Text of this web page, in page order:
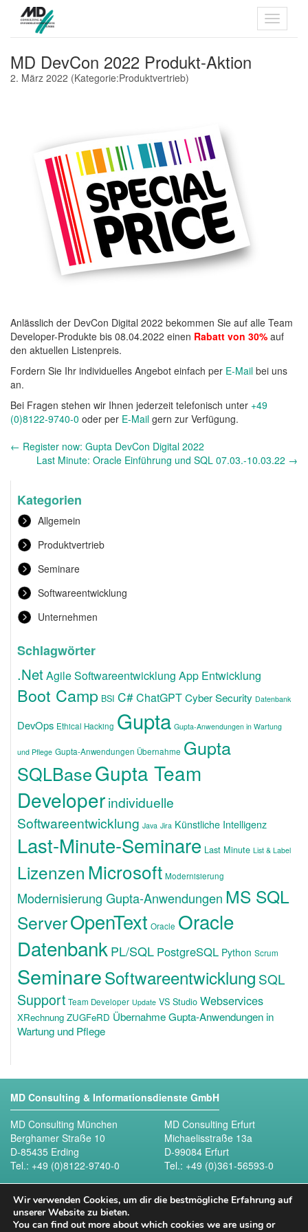
MD DevCon 2022 Produkt-Aktion
2. März 2022 (Kategorie:Produktvertrieb)
Anlässlich der DevCon Digital 2022 bekommen Sie auf alle Team
Developer-Produkte bis 08.04.2022 einen Rabatt von 30% auf
den aktuellen Listenpreis.
Fordern Sie Ihr individuelles Angebot einfach per E-Mail bei uns
an.
Bei Fragen stehen wir Ihnen jederzeit telefonisch unter +49
(0)8122-9740-0 oder per E-Mail gern zur Verfügung.
Andere
Nachrichten
← Register now: Gupta DevCon Digital 2022
Last Minute: Oracle Einführung und SQL 07.03.-10.03.22 →
Kategorien
Allgemein
Produktvertrieb
Seminare
Softwareentwicklung
Unternehmen
Schlagwörter
.NetAgile Softwareentwicklung App Entwicklung
Boot Camp BSI C#ChatGPTCyber Security Datenbank
DevOps Ethical Hacking Gupta Gupta-Anwendungen in Wartung
und Pflege Gupta-Anwendungen Übernahme Gupta
SQLBaseGupta Team
Developerindividuelle
Softwareentwicklung Java Jira Künstliche Intelligenz
Last-Minute-Seminare Last Minute List & Label
Lizenzen Microsoft Modernisierung
Modernisierung Gupta-Anwendungen MS SQL
ServerOpenText Oracle Oracle
DatenbankPL/SQL PostgreSQL Python Scrum
SeminareSoftwareentwicklung SQL
Support Team Developer Update VS Studio Webservices
XRechnung ZUGFeRD Übernahme Gupta-Anwendungen in
Wartung und Pflege
MD Consulting & Informationsdienste GmbH
MD Consulting München
Berghamer Straße 10
D-85435 Erding
Tel.: +49 (0)8122-9740-0
MD Consulting Erfurt
Michaelisstraße 13a
D-99084 Erfurt
Tel.: +49 (0)361-56593-0
Folgen Sie uns
Wir verwenden Cookies, um dir die bestmögliche Erfahrung auf
unserer Website zu bieten.
You can find out more about which cookies we are using or